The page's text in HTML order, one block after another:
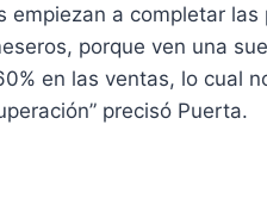
empiezan a completar
porque ven una
en las ventas, lo cual
precisó Puerta.